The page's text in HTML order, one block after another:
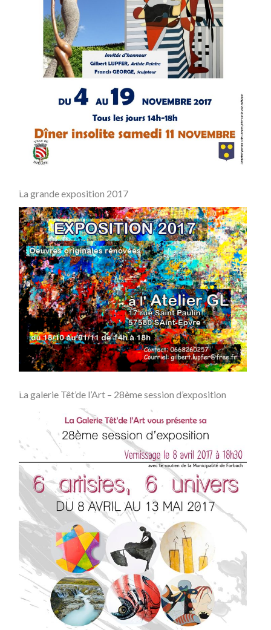
La grande exposition 2017
La galerie Têt’de l’Art – 28ème session d’exposition